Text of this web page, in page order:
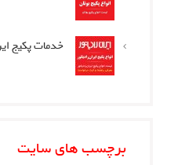
خدمات پکیج
برچسب های سایت